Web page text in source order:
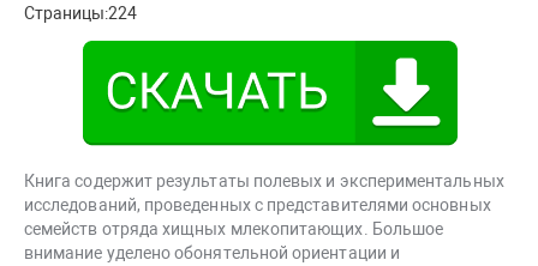
Страницы:224
Книга содержит результаты полевых и экспериментальных
исследований, проведенных с представителями основных
семейств отряда хищных млекопитающих. Большое
внимание уделено обонятельной ориентации и